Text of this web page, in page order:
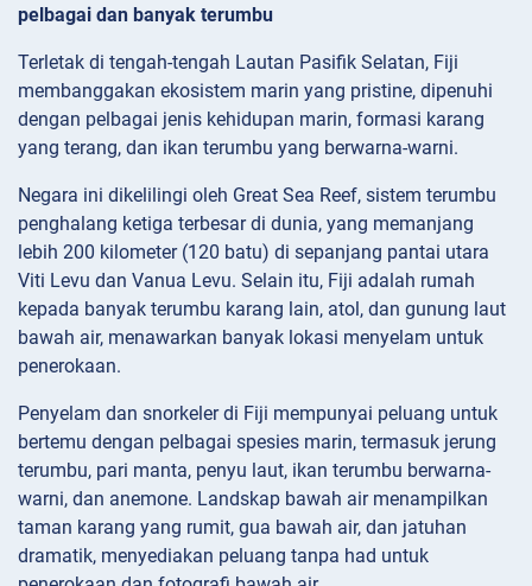
pelbagai dan banyak terumbu
Terletak di tengah-tengah Lautan Pasifik Selatan, Fiji
membanggakan ekosistem marin yang pristine, dipenuhi
dengan pelbagai jenis kehidupan marin, formasi karang
yang terang, dan ikan terumbu yang berwarna-warni.
Negara ini dikelilingi oleh Great Sea Reef, sistem terumbu
penghalang ketiga terbesar di dunia, yang memanjang
lebih 200 kilometer (120 batu) di sepanjang pantai utara
Viti Levu dan Vanua Levu. Selain itu, Fiji adalah rumah
kepada banyak terumbu karang lain, atol, dan gunung laut
bawah air, menawarkan banyak lokasi menyelam untuk
penerokaan.
Penyelam dan snorkeler di Fiji mempunyai peluang untuk
bertemu dengan pelbagai spesies marin, termasuk jerung
terumbu, pari manta, penyu laut, ikan terumbu berwarna-
warni, dan anemone. Landskap bawah air menampilkan
taman karang yang rumit, gua bawah air, dan jatuhan
dramatik, menyediakan peluang tanpa had untuk